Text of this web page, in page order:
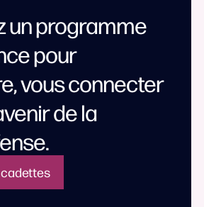
un programme
pour
vous connecter
de la
cadettes